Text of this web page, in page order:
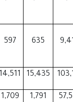
635
597
15,435
14,511
1,791
1,709